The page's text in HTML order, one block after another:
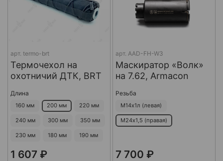
арт. termo-brt
Термочехол на
охотничий ДТК, BRT
Длина
160 мм 200 мм 220 мм
240 мм 300 мм 350 мм
230 мм 180 мм 190 мм
1 607 ₽
арт. AAD-FH-W3
Маскиратор «Волк»
на 7.62, Armacon
Резьба
М14х1л (левая)
М24х1,5 (правая)
7 700 ₽